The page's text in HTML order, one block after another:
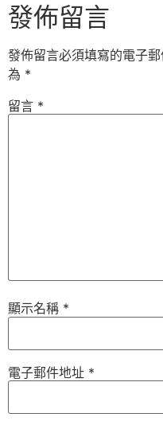
發佈留言
發佈留言必須填寫的電子
為 *
留言 *
顯示名稱 *
電子郵件地址 *